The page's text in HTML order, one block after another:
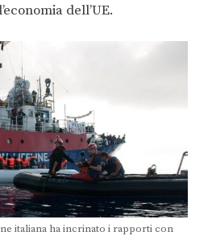
dell’UE.
italiana ha incrinato i rapporti con